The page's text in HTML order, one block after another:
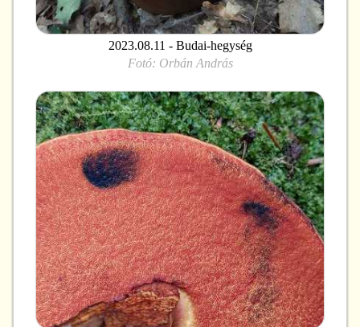
2023.08.11 - Budai-hegység
Fotó: Orbán András